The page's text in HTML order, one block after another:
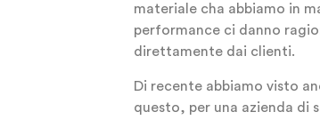
materiale cha abbiamo in
performance ci danno
direttamente dai clienti.
Di recente abbiamo visto
questo, per una azienda di